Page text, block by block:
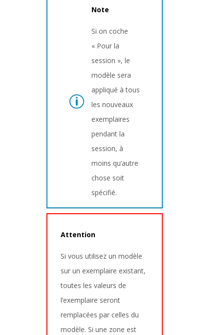
Note
Si on coche
« Pour la
session », le
modèle sera
appliqué à tous
les nouveaux
exemplaires
pendant la
session, à
moins qu’autre
chose soit
spécifié.
Attention
Si vous utilisez un modèle
sur un exemplaire existant,
toutes les valeurs de
l’exemplaire seront
remplacées par celles du
modèle. Si une zone est